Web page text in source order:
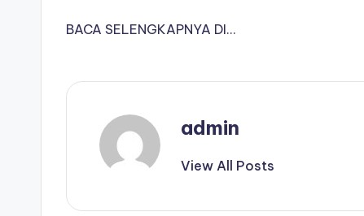
BACA SELENGKAPNYA DI…
admin
View All Posts